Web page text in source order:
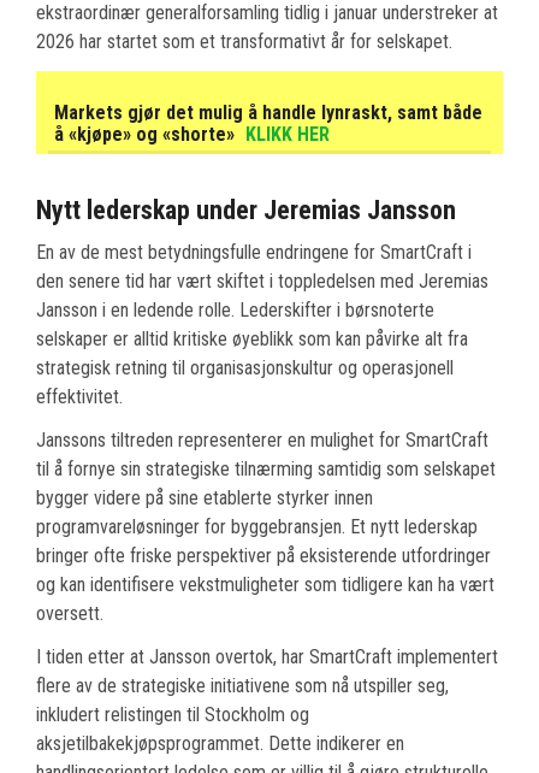
ekstraordinær generalforsamling tidlig i januar understreker at
2026 har startet som et transformativt år for selskapet.
Markets gjør det mulig å handle lynraskt, samt både
å «kjøpe» og «shorte»
KLIKK HER
Nytt lederskap under Jeremias Jansson
En av de mest betydningsfulle endringene for SmartCraft i
den senere tid har vært skiftet i toppledelsen med Jeremias
Jansson i en ledende rolle. Lederskifter i børsnoterte
selskaper er alltid kritiske øyeblikk som kan påvirke alt fra
strategisk retning til organisasjonskultur og operasjonell
effektivitet.
Janssons tiltreden representerer en mulighet for SmartCraft
til å fornye sin strategiske tilnærming samtidig som selskapet
bygger videre på sine etablerte styrker innen
programvareløsninger for byggebransjen. Et nytt lederskap
bringer ofte friske perspektiver på eksisterende utfordringer
og kan identifisere vekstmuligheter som tidligere kan ha vært
oversett.
I tiden etter at Jansson overtok, har SmartCraft implementert
flere av de strategiske initiativene som nå utspiller seg,
inkludert relistingen til Stockholm og
aksjetilbakekjøpsprogrammet. Dette indikerer en